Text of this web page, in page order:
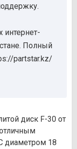
интернет-
Полный
partstar.kz/
диск F-30 от
диаметром 18